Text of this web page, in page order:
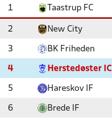
1 Taastrup FC
2 New City
3 BK Friheden
4 Herstedøster IC
5 Hareskov IF
6 Brede IF